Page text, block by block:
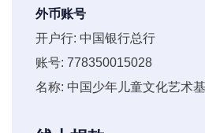
外币账号
开户行: 中国银行总行
账号: 778350015028
名称: 中国少年儿童文化艺术